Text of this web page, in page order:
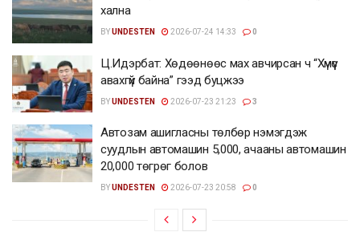
хална
BYUNDESTEN 2026-07-24 14:33 0
Ц.Идэрбат: Хөдөөнөөс мах авчирсан ч “Хүмүүс
авахгүй байна” гээд буцжээ
BYUNDESTEN 2026-07-23 21:23 3
Автозам ашигласны төлбөр нэмэгдэж
суудлын автомашин 5,000, ачааны автомашин
20,000 төгрөг болов
BYUNDESTEN 2026-07-23 20:58 0